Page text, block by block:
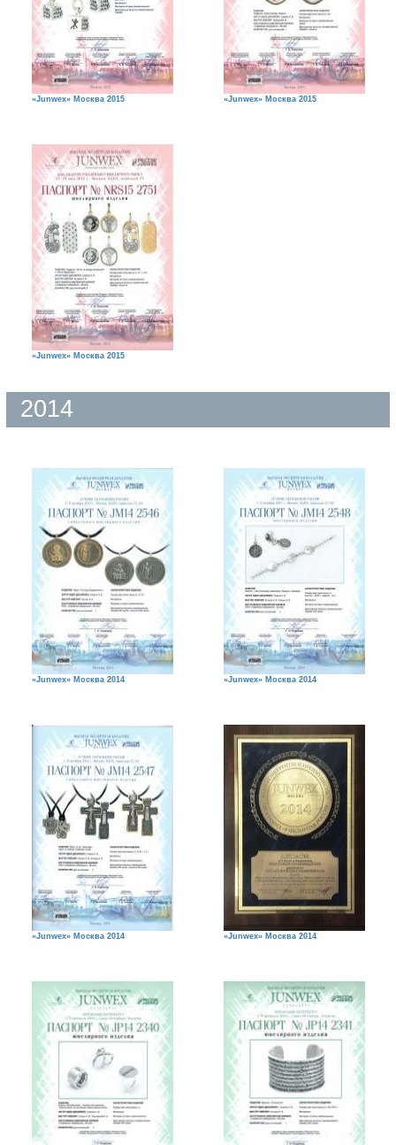
«Junwex» Москва 2015 «Junwex» Москва 2015
«Junwex» Москва 2015
2014
«Junwex» Москва 2014 «Junwex» Москва 2014
«Junwex» Москва 2014 «Junwex» Москва 2014